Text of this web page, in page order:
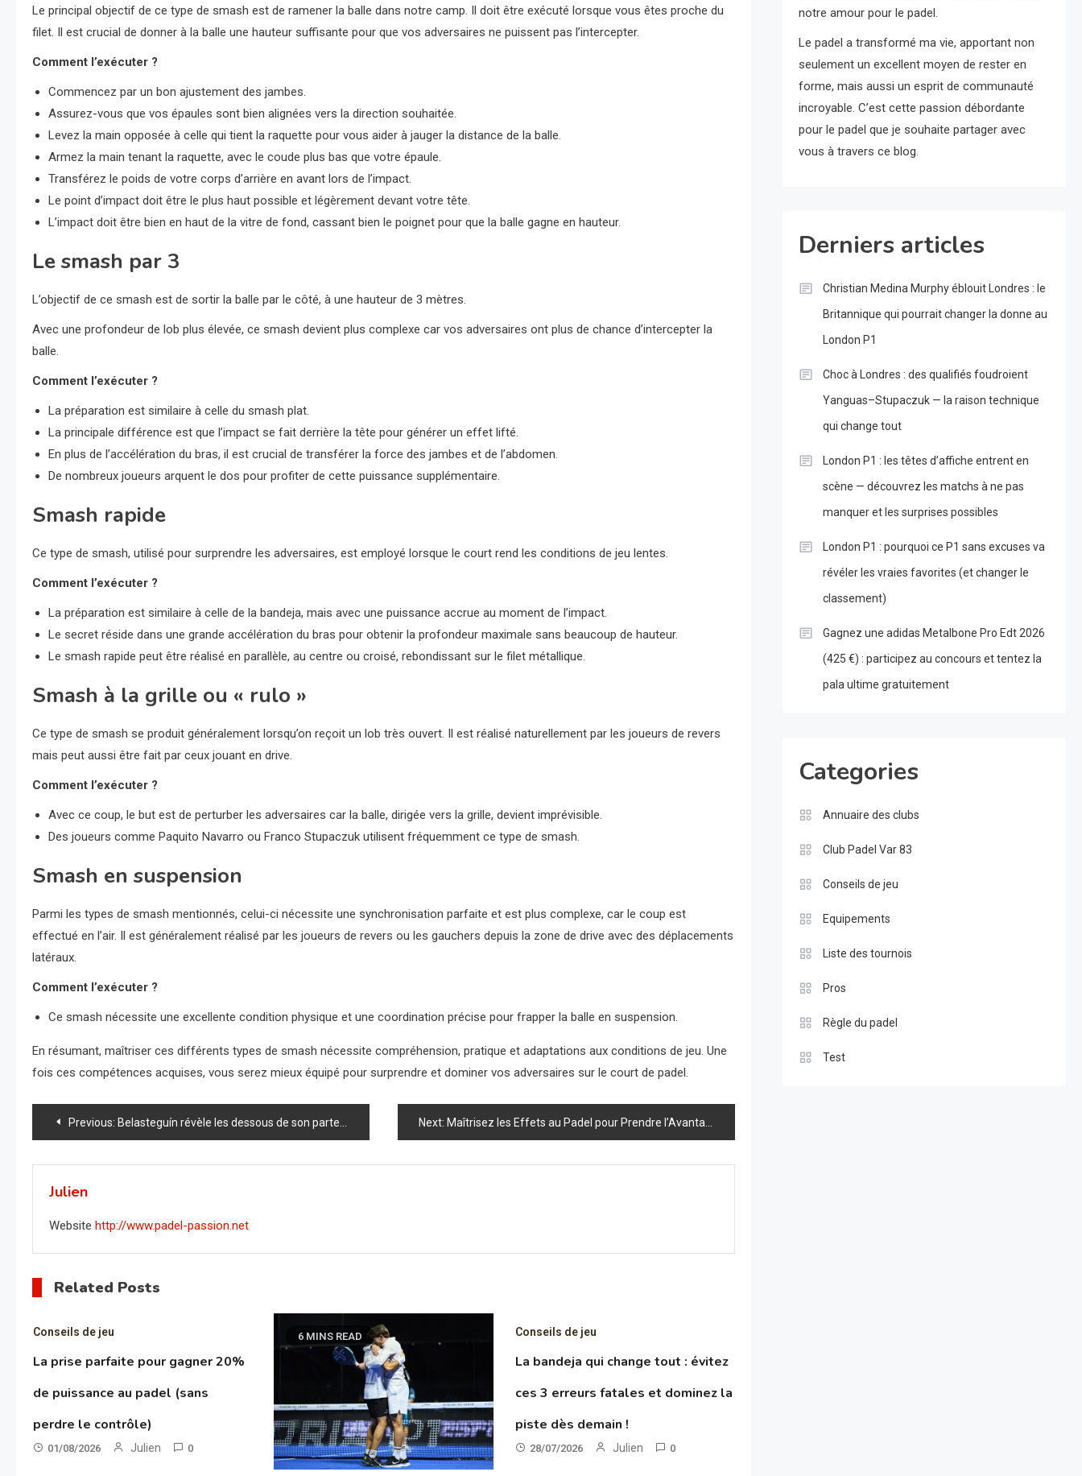
Le principal objectif de ce type de smash est de ramener la balle dans notre camp. Il doit être exécuté lorsque vous êtes proche du
filet. Il est crucial de donner à la balle une hauteur suffisante pour que vos adversaires ne puissent pas l’intercepter.
Comment l’exécuter ?
Commencez par un bon ajustement des jambes.
Assurez-vous que vos épaules sont bien alignées vers la direction souhaitée.
Levez la main opposée à celle qui tient la raquette pour vous aider à jauger la distance de la balle.
Armez la main tenant la raquette, avec le coude plus bas que votre épaule.
Transférez le poids de votre corps d’arrière en avant lors de l’impact.
Le point d’impact doit être le plus haut possible et légèrement devant votre tête.
L’impact doit être bien en haut de la vitre de fond, cassant bien le poignet pour que la balle gagne en hauteur.
Le smash par 3
L’objectif de ce smash est de sortir la balle par le côté, à une hauteur de 3 mètres.
Avec une profondeur de lob plus élevée, ce smash devient plus complexe car vos adversaires ont plus de chance d’intercepter la
balle.
Comment l’exécuter ?
La préparation est similaire à celle du smash plat.
La principale différence est que l’impact se fait derrière la tête pour générer un effet lifté.
En plus de l’accélération du bras, il est crucial de transférer la force des jambes et de l’abdomen.
De nombreux joueurs arquent le dos pour profiter de cette puissance supplémentaire.
Smash rapide
Ce type de smash, utilisé pour surprendre les adversaires, est employé lorsque le court rend les conditions de jeu lentes.
Comment l’exécuter ?
La préparation est similaire à celle de la bandeja, mais avec une puissance accrue au moment de l’impact.
Le secret réside dans une grande accélération du bras pour obtenir la profondeur maximale sans beaucoup de hauteur.
Le smash rapide peut être réalisé en parallèle, au centre ou croisé, rebondissant sur le filet métallique.
Smash à la grille ou « rulo »
Ce type de smash se produit généralement lorsqu’on reçoit un lob très ouvert. Il est réalisé naturellement par les joueurs de revers
mais peut aussi être fait par ceux jouant en drive.
Comment l’exécuter ?
Avec ce coup, le but est de perturber les adversaires car la balle, dirigée vers la grille, devient imprévisible.
Des joueurs comme Paquito Navarro ou Franco Stupaczuk utilisent fréquemment ce type de smash.
Smash en suspension
Parmi les types de smash mentionnés, celui-ci nécessite une synchronisation parfaite et est plus complexe, car le coup est
effectué en l’air. Il est généralement réalisé par les joueurs de revers ou les gauchers depuis la zone de drive avec des déplacements
latéraux.
Comment l’exécuter ?
Ce smash nécessite une excellente condition physique et une coordination précise pour frapper la balle en suspension.
En résumant, maîtriser ces différents types de smash nécessite compréhension, pratique et adaptations aux conditions de jeu. Une
fois ces compétences acquises, vous serez mieux équipé pour surprendre et dominer vos adversaires sur le court de padel.
Navigation
de
l’article
Previous: Belasteguín révèle les dessous de son partenariat raté avec Capra et prépare son retour avec Tello Next: Maîtrisez les Effets au Padel pour Prendre l’Avantage sur le Court
Julien
Website http://www.padel-passion.net
Related Posts
Conseils de jeu
La prise parfaite pour gagner 20%
de puissance au padel (sans
perdre le contrôle)
01/08/2026 Julien 0
6 MINS READ Conseils de jeu
La bandeja qui change tout : évitez
ces 3 erreurs fatales et dominez la
piste dès demain !
28/07/2026 Julien 0
notre amour pour le padel.
Le padel a transformé ma vie, apportant non
seulement un excellent moyen de rester en
forme, mais aussi un esprit de communauté
incroyable. C’est cette passion débordante
pour le padel que je souhaite partager avec
vous à travers ce blog.
Derniers articles
Christian Medina Murphy éblouit Londres : le
Britannique qui pourrait changer la donne au
London P1
Choc à Londres : des qualifiés foudroient
Yanguas–Stupaczuk — la raison technique
qui change tout
London P1 : les têtes d’affiche entrent en
scène — découvrez les matchs à ne pas
manquer et les surprises possibles
London P1 : pourquoi ce P1 sans excuses va
révéler les vraies favorites (et changer le
classement)
Gagnez une adidas Metalbone Pro Edt 2026
(425 €) : participez au concours et tentez la
pala ultime gratuitement
Categories
Annuaire des clubs
Club Padel Var 83
Conseils de jeu
Equipements
Liste des tournois
Pros
Règle du padel
Test